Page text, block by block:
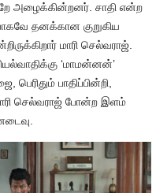
அழைக்கின்றனர். சாதி என்ற
தனக்கான குறுகிய
மாரி செல்வராஜ்.
‘மாமன்னன்’
பாதிப்பின்றி,
செல்வராஜ் போன்ற இளம்